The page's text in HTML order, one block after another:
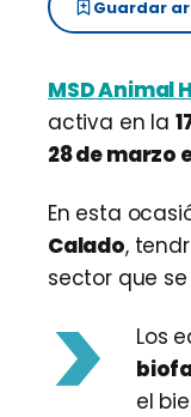
Guardar
MSD Animal
activa en la
28 de marzo
En esta
Calado,
sector que
Los
el